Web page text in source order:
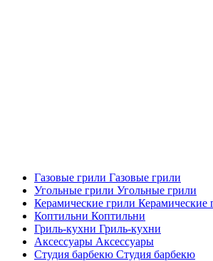
Газовые грили Газовые грили
Угольные грили Угольные грили
Керамические грили Керамические
Коптильни Коптильни
Гриль-кухни Гриль-кухни
Аксессуары Аксессуары
Студия барбекю Студия барбекю